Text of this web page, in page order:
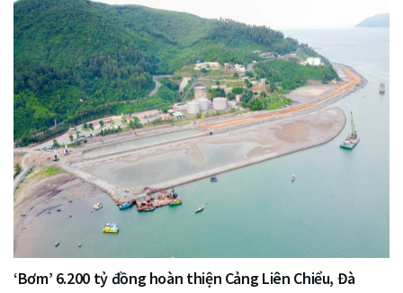
‘Bơm’ 6.200 tỷ đồng hoàn thiện Cảng Liên Chiểu, Đà